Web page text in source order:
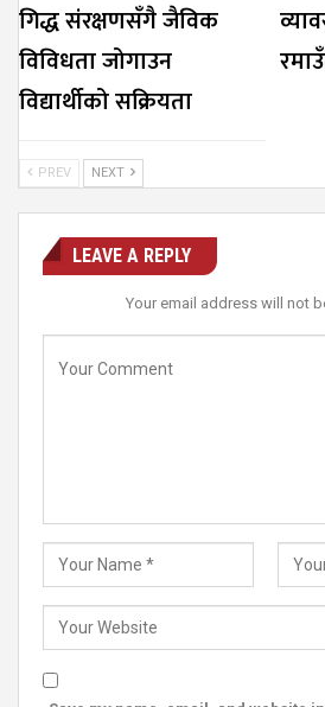
गिद्ध संरक्षणसँगै जैविक
विविधता जोगाउन
विद्यार्थीको सक्रियता
PREV NEXT
LEAVE A REPLY
Your email address will not